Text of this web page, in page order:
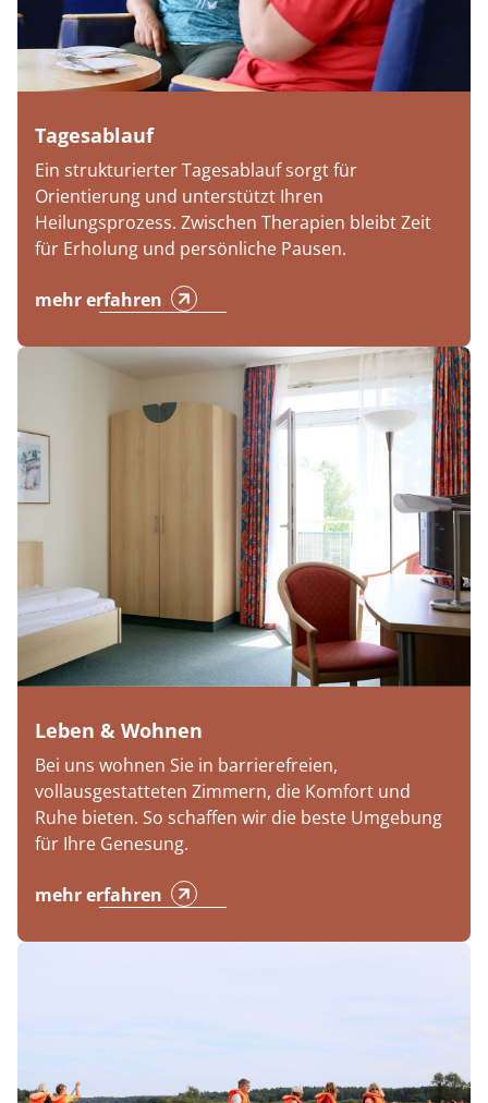
Tagesablauf
Ein strukturierter Tagesablauf sorgt für
Orientierung und unterstützt Ihren
Heilungsprozess. Zwischen Therapien bleibt Zeit
für Erholung und persönliche Pausen.
mehr erfahren
Leben & Wohnen
Bei uns wohnen Sie in barrierefreien,
vollausgestatteten Zimmern, die Komfort und
Ruhe bieten. So schaffen wir die beste Umgebung
für Ihre Genesung.
mehr erfahren